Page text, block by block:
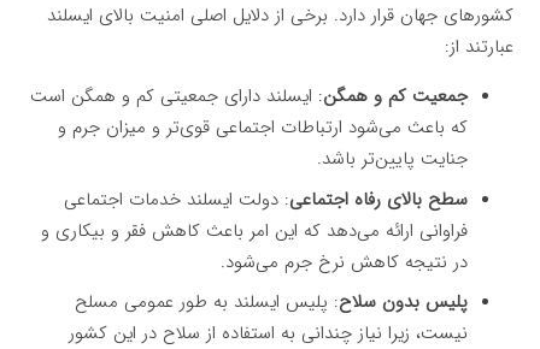
کشورهای جهان قرار دارد. برخی از دلایل اصلی امنیت بالای ایسلند
عبارتند از:
جمعیت کم و همگن: ایسلند دارای جمعیتی کم و همگن است
که باعث می‌شود ارتباطات اجتماعی قوی‌تر و میزان جرم و
جنایت پایین‌تر باشد.
سطح بالای رفاه اجتماعی: دولت ایسلند خدمات اجتماعی
فراوانی ارائه می‌دهد که این امر باعث کاهش فقر و بیکاری و
در نتیجه کاهش نرخ جرم می‌شود.
پلیس بدون سلاح: پلیس ایسلند به طور عمومی مسلح
نیست، زیرا نیاز چندانی به استفاده از سلاح در این کشور